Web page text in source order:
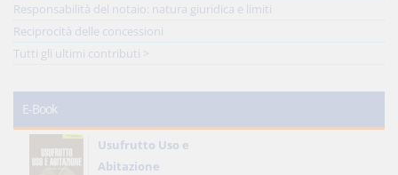
Responsabilità del notaio: natura giuridica e limiti
Reciprocità delle concessioni
Tutti gli ultimi contributi >
E-Book
Usufrutto Uso e
Abitazione